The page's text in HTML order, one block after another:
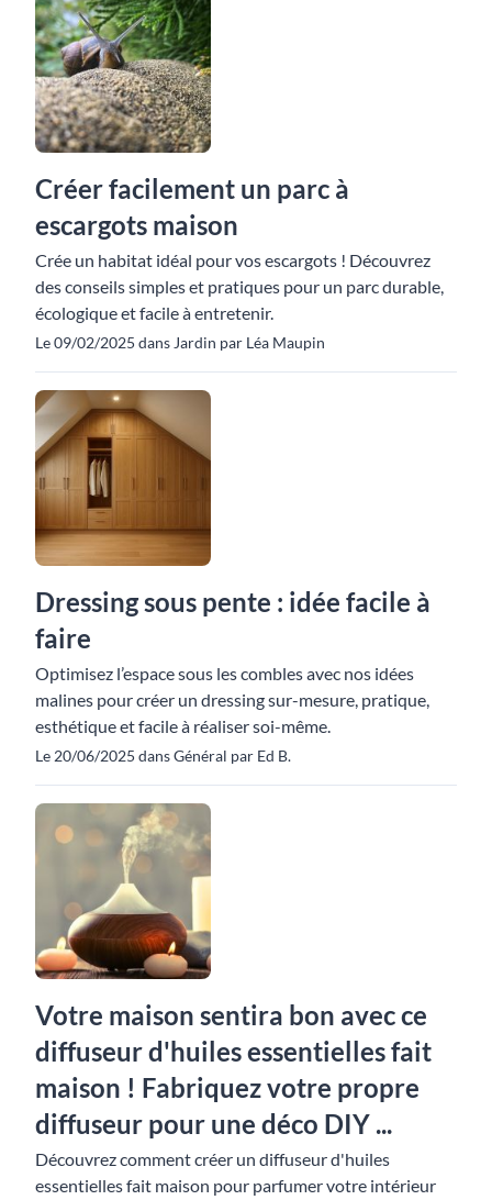
Créer facilement un parc à
escargots maison
Crée un habitat idéal pour vos escargots ! Découvrez
des conseils simples et pratiques pour un parc durable,
écologique et facile à entretenir.
Le 09/02/2025 dans Jardin par Léa Maupin
Dressing sous pente : idée facile à
faire
Optimisez l’espace sous les combles avec nos idées
malines pour créer un dressing sur-mesure, pratique,
esthétique et facile à réaliser soi-même.
Le 20/06/2025 dans Général par Ed B.
Votre maison sentira bon avec ce
diffuseur d'huiles essentielles fait
maison ! Fabriquez votre propre
diffuseur pour une déco DIY ...
Découvrez comment créer un diffuseur d'huiles
essentielles fait maison pour parfumer votre intérieur